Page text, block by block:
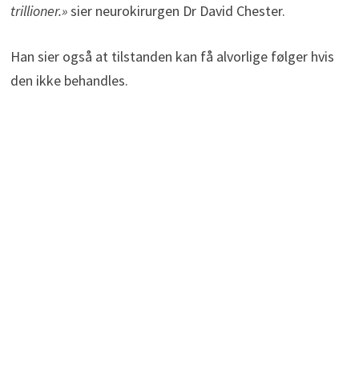
trillioner.»sier neurokirurgen Dr David Chester.
Han sier også at tilstanden kan få alvorlige følger hvis
den ikke behandles.